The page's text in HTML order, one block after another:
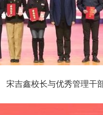
宋吉鑫校长与优秀管理干